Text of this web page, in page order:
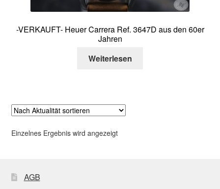
-VERKAUFT- Heuer Carrera Ref. 3647D aus den 60er
Jahren
Weiterlesen
Einzelnes Ergebnis wird angezeigt
AGB